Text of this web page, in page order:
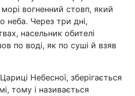
морі вогненний стовп, який
неба. Через три дні,
насельник обителі
по воді, як по суші й взяв
Небесної, зберігається
тому і називається